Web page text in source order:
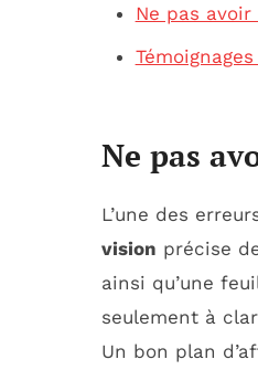
Ne pas
Ne pas
L’une des
vision précise
ainsi qu’une
seulement à
Un bon plan